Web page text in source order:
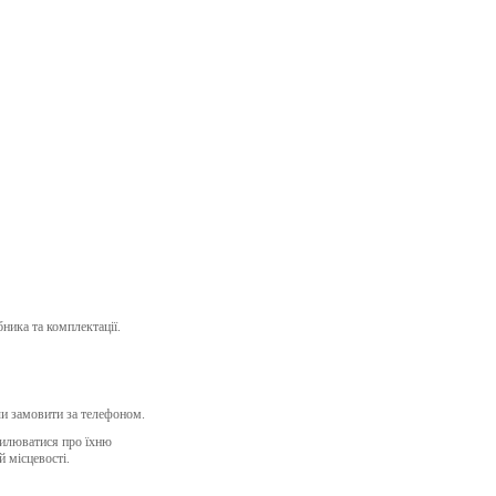
та комплектації.
замовити за телефоном.
про їхню